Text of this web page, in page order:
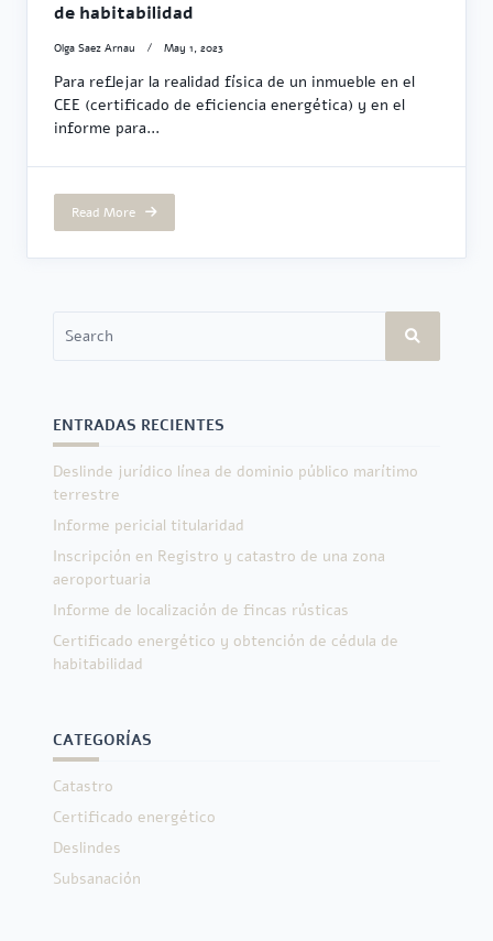
de habitabilidad
Olga Saez Arnau May 1, 2023
Para reflejar la realidad física de un inmueble en el
CEE (certificado de eficiencia energética) y en el
informe para...
Read More
Search
ENTRADAS RECIENTES
Deslinde jurídico línea de dominio público marítimo
terrestre
Informe pericial titularidad
Inscripción en Registro y catastro de una zona
aeroportuaria
Informe de localización de fincas rústicas
Certificado energético y obtención de cédula de
habitabilidad
CATEGORÍAS
Catastro
Certificado energético
Deslindes
Subsanación